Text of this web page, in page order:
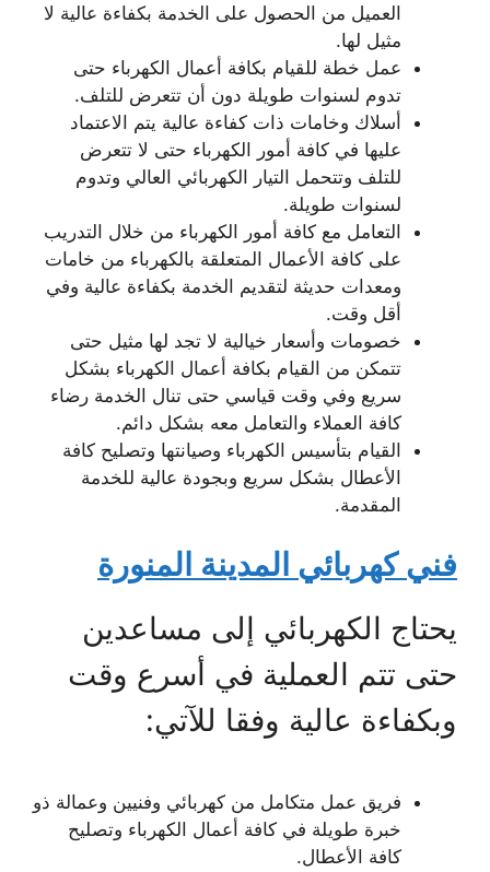
العميل من الحصول على الخدمة بكفاءة عالية لا
مثيل لها.
عمل خطة للقيام بكافة أعمال الكهرباء حتى
تدوم لسنوات طويلة دون أن تتعرض للتلف.
أسلاك وخامات ذات كفاءة عالية يتم الاعتماد
عليها في كافة أمور الكهرباء حتى لا تتعرض
للتلف وتتحمل التيار الكهربائي العالي وتدوم
لسنوات طويلة.
التعامل مع كافة أمور الكهرباء من خلال التدريب
على كافة الأعمال المتعلقة بالكهرباء من خامات
ومعدات حديثة لتقديم الخدمة بكفاءة عالية وفي
أقل وقت.
خصومات وأسعار خيالية لا تجد لها مثيل حتى
تتمكن من القيام بكافة أعمال الكهرباء بشكل
سريع وفي وقت قياسي حتى تنال الخدمة رضاء
كافة العملاء والتعامل معه بشكل دائم.
القيام بتأسيس الكهرباء وصيانتها وتصليح كافة
الأعطال بشكل سريع وبجودة عالية للخدمة
المقدمة.
فني كهربائي المدينة المنورة
يحتاج الكهربائي إلى مساعدين
حتى تتم العملية في أسرع وقت
وبكفاءة عالية وفقا للآتي:
فريق عمل متكامل من كهربائي وفنيين وعمالة ذو
خبرة طويلة في كافة أعمال الكهرباء وتصليح
كافة الأعطال.